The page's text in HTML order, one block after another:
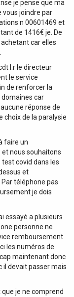
je pense que ma
vous joindre par
n 00601469 et
de 1416€ je. De
car elles
l.r le directeur
le service
de renforcer la
car
réponse de
choix de la paralysie
faire un
nous souhaitons
covid dans les
et
téléphone pas
je dois
essayé a plusieurs
personne ne
remboursement
les numéros de
maintenant donc
il devait passer mais
je ne comprend